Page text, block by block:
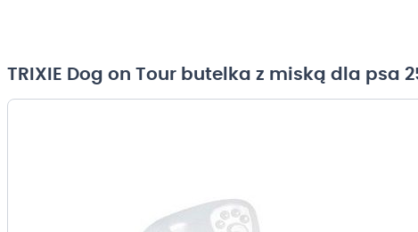
TRIXIE Dog on Tour butelka z miską dla psa
Przejdź